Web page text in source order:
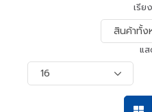
เรีย
แ